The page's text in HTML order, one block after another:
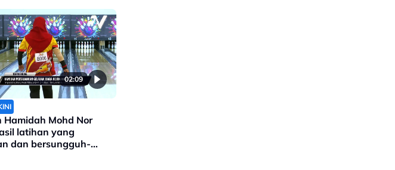
02:09
Hamidah Mohd Nor
latihan yang
dan bersungguh-